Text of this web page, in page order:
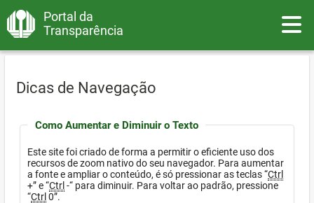
Portal da
Transparência
Dicas de Navegação
Como Aumentar e Diminuir o Texto
Este site foi criado de forma a permitir o eficiente uso dos
recursos de zoom nativo do seu navegador. Para aumentar
a fonte e ampliar o conteúdo, é só pressionar as teclas “Ctrl
+” e “Ctrl-“ para diminuir. Para voltar ao padrão, pressione
“Ctrl0”.